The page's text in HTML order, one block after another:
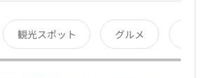
観光スポット グルメ